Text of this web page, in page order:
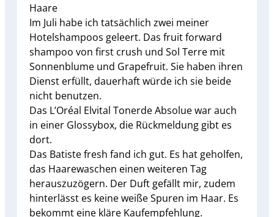
Haare
Im Juli habe ich tatsächlich zwei meiner
Hotelshampoos geleert. Das fruit forward
shampoo von first crush und Sol Terre mit
Sonnenblume und Grapefruit. Sie haben ihren
Dienst erfüllt, dauerhaft würde ich sie beide
nicht benutzen.
Das L’Oréal Elvital Tonerde Absolue war auch
in einer Glossybox, die Rückmeldung gibt es
dort.
Das Batiste fresh fand ich gut. Es hat geholfen,
das Haarewaschen einen weiteren Tag
herauszuzögern. Der Duft gefällt mir, zudem
hinterlässt es keine weiße Spuren im Haar. Es
bekommt eine kläre Kaufempfehlung.